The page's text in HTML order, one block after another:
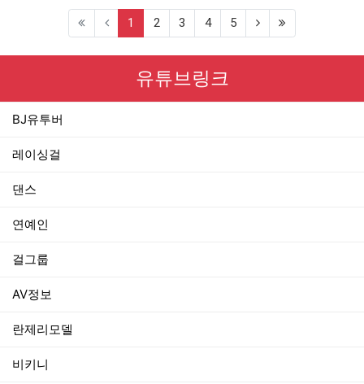
1 (current)
2 3 4 5
유튜브링크
BJ유투버
레이싱걸
댄스
연예인
걸그룹
AV정보
란제리모델
비키니